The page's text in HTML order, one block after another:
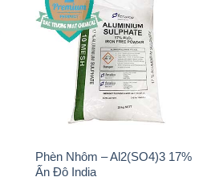
Phèn Nhôm – Al2(SO4)3 17%
Ấn Độ India